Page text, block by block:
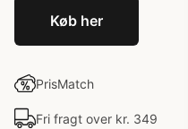
Køb her
PrisMatch
Fri fragt over kr. 349